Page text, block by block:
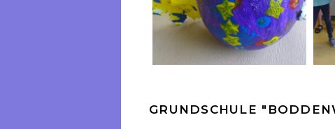
GRUNDSCHULE